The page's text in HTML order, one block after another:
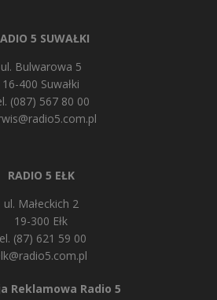
5 SUWAŁKI
ul. Bulwarowa 5
16-400 Suwałki
(087) 567 80 00
RADIO 5 EŁK
ul. Małeckich 2
19-300 Ełk
(87) 621 59 00
Reklamowa Radio 5